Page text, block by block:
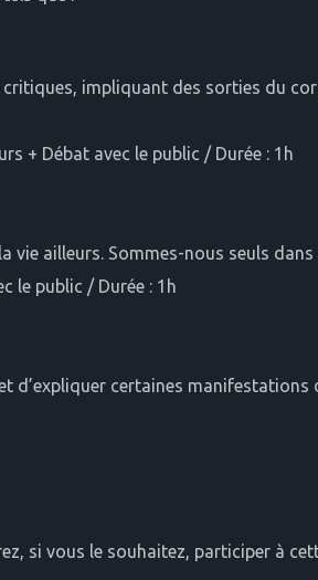
impliquant des sorties du
+ Débat avec le public / Durée : 1h
vie ailleurs. Sommes-nous seuls
le public / Durée : 1h
certaines manifestations
si vous le souhaitez, participer à